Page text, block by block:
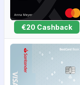
€20 Cashback